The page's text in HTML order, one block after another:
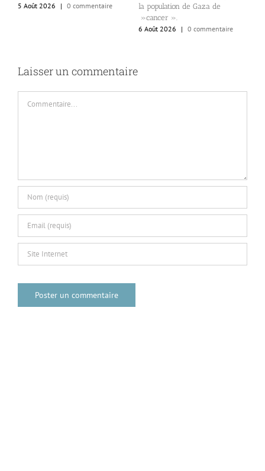
5 Août 2026
| 0 commentaire
la population de Gaza de
»cancer ».
6 Août 2026
| 0 commentaire
Laisser un commentaire